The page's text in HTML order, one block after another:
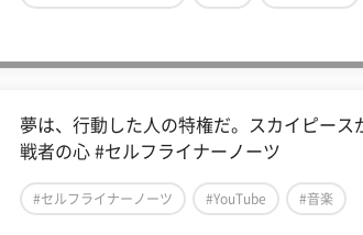
夢は、行動した人の特権だ。スカイピース
戦者の心 #セルフライナーノーツ
#セルフライナーノーツ #YouTube #音楽